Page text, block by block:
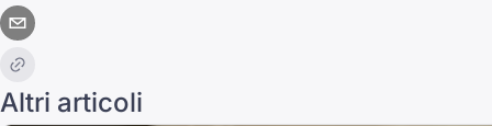
Altri articoli